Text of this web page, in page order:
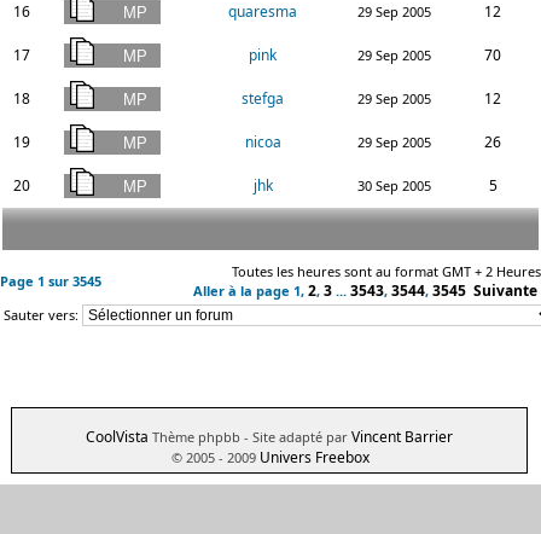
16 quaresma 29 Sep 2005 12
17 pink 29 Sep 2005 70
18 stefga 29 Sep 2005 12
19 nicoa 29 Sep 2005 26
20 jhk 30 Sep 2005 5
Page 1 sur 3545
Toutes les heures sont au format GMT + 2 Heures
Aller à la page 1, 2, 3 ... 3543, 3544, 3545 Suivante
Sauter vers:
CoolVista Thème phpbb - Site adapté par Vincent Barrier
© 2005 - 2009 Univers Freebox